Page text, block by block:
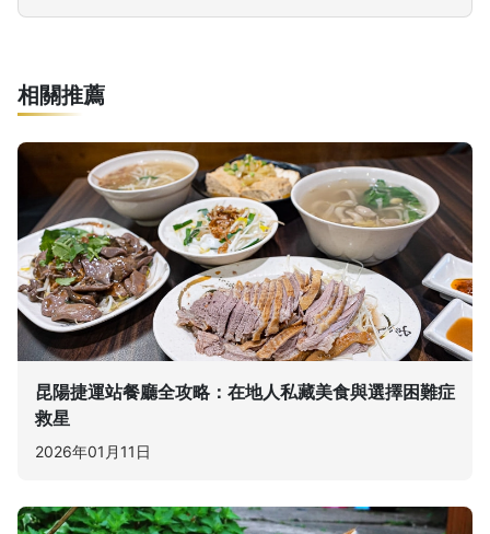
相關推薦
昆陽捷運站餐廳全攻略：在地人私藏美食與選擇困難症
救星
2026年01月11日